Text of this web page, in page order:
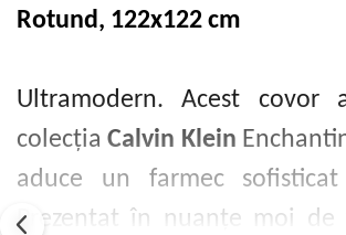
Rotund, 122x122 cm
Ultramodern. Acest covor
colecțiaCalvin Klein
aduce un farmec
Prezentat în nuanțe moi de